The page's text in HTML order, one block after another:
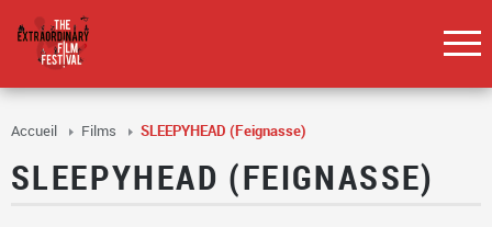
Accueil Films SLEEPYHEAD (Feignasse)
SLEEPYHEAD (FEIGNASSE)